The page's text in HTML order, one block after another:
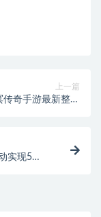
上一篇
奇手游最新整理
实现5分